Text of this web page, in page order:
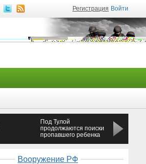
Регистрация Войти
Под Тулой
продолжаются поиски
пропавшего ребенка
Вооружение РФ